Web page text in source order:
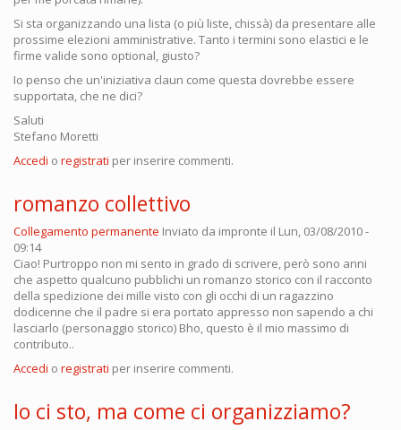
Si sta organizzando una lista (o più liste, chissà) da presentare alle
prossime elezioni amministrative. Tanto i termini sono elastici e le
firme valide sono optional, giusto?
Io penso che un'iniziativa claun come questa dovrebbe essere
supportata, che ne dici?
Saluti
Stefano Moretti
Accedi o registrati per inserire commenti.
romanzo collettivo
Collegamento permanente Inviato da impronte il Lun, 03/08/2010 -
09:14
Ciao! Purtroppo non mi sento in grado di scrivere, però sono anni
che aspetto qualcuno pubblichi un romanzo storico con il racconto
della spedizione dei mille visto con gli occhi di un ragazzino
dodicenne che il padre si era portato appresso non sapendo a chi
lasciarlo (personaggio storico) Bho, questo è il mio massimo di
contributo..
Accedi o registrati per inserire commenti.
Io ci sto, ma come ci organizziamo?